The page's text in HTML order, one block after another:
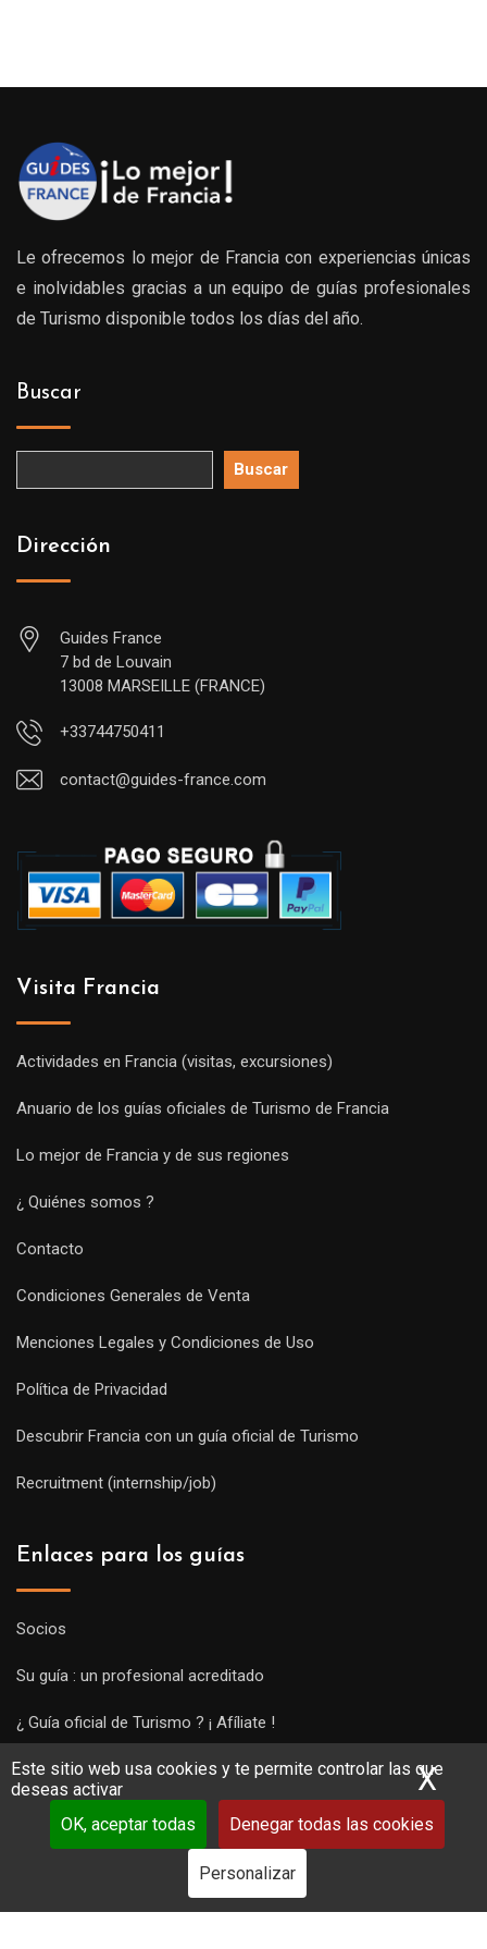
Este sitio web usa cookies y te permite controlar las que
deseas activar
OK, aceptar todas
Denegar todas las cookies
Personalizar
X
Le ofrecemos lo mejor de Francia con experiencias únicas
e inolvidables gracias a un equipo de guías profesionales
de Turismo disponible todos los días del año.
Buscar
Buscar
Dirección
Guides France
7 bd de Louvain
13008 MARSEILLE (FRANCE)
+33744750411
contact@guides-france.com
Visita Francia
Actividades en Francia (visitas, excursiones)
Anuario de los guías oficiales de Turismo de Francia
Lo mejor de Francia y de sus regiones
¿ Quiénes somos ?
Contacto
Condiciones Generales de Venta
Menciones Legales y Condiciones de Uso
Política de Privacidad
Descubrir Francia con un guía oficial de Turismo
Recruitment (internship/job)
Enlaces para los guías
Socios
Su guía : un profesional acreditado
¿ Guía oficial de Turismo ? ¡ Afíliate !
Subir una visita y empezar a trabajar !